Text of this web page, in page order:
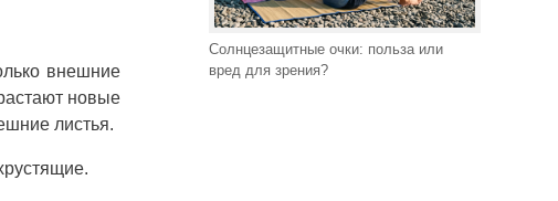
внешние
новые
листья.
Солнцезащитные очки: польза или
вред для зрения?